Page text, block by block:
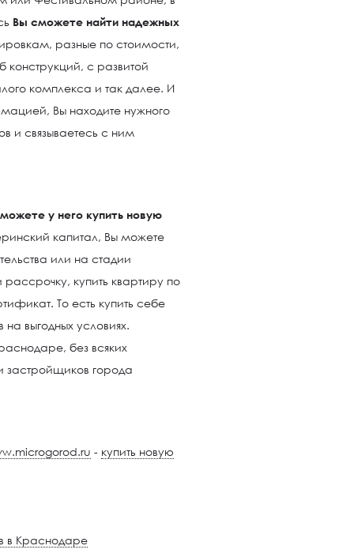
Вы сможете найти надежных
разные по стоимости,
с развитой
комплекса и так далее. И
Вы находите нужного
и связываетесь с ним
у него купить новую
капитал, Вы можете
или на стадии
рассрочку, купить квартиру по
То есть купить себе
выгодных условиях.
без всяких
застройщиков города
- купить новую
в Краснодаре